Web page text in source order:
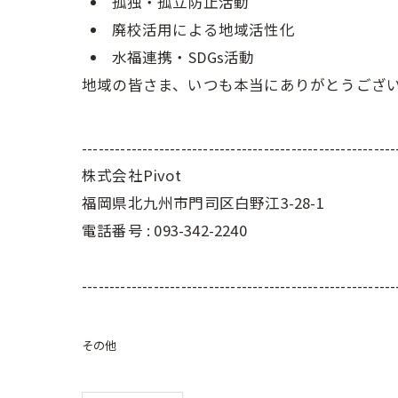
廃校活用による地域活性化
水福連携・SDGs活動
地域の皆さま、いつも本当にありがとうござい
株式会社Pivot
福岡県北九州市門司区白野江3-28-1
電話番号 : 093-342-2240
その他